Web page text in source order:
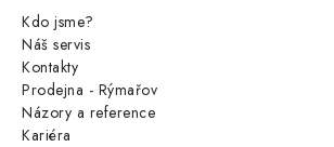
Kdo jsme?
Náš servis
Kontakty
Prodejna - Rýmařov
Názory a reference
Kariéra